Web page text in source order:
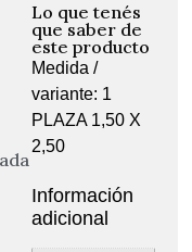
Lo que tenés
que saber de
este producto
Medida /
variante: 1
PLAZA 1,50 X
2,50
Información
adicional